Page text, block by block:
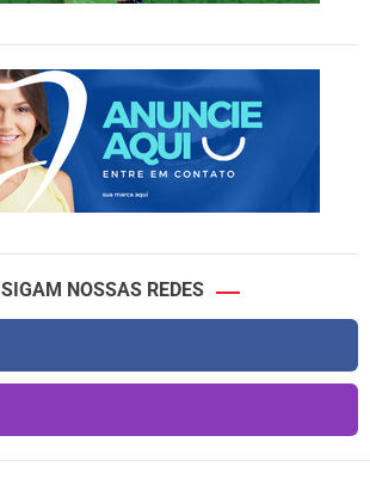
SIGAM NOSSAS REDES